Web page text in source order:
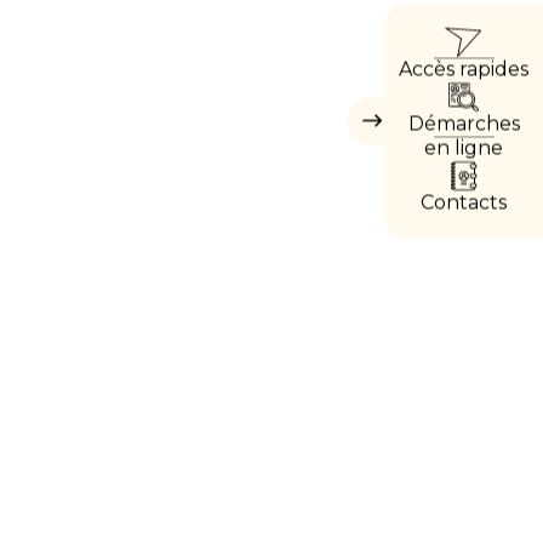
Masquer
Accès rapides
Démarches
en ligne
Contacts